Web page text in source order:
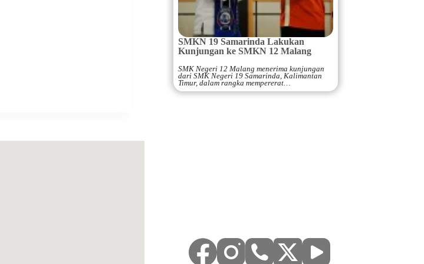
SMKN 19 Samarinda Lakukan
Kunjungan ke SMKN 12 Malang
SMK Negeri 12 Malang menerima kunjungan
dari SMK Negeri 19 Samarinda, Kalimantan
Timur, dalam rangka mempererat…